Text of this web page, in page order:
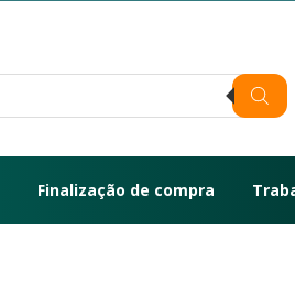
Finalização de compra